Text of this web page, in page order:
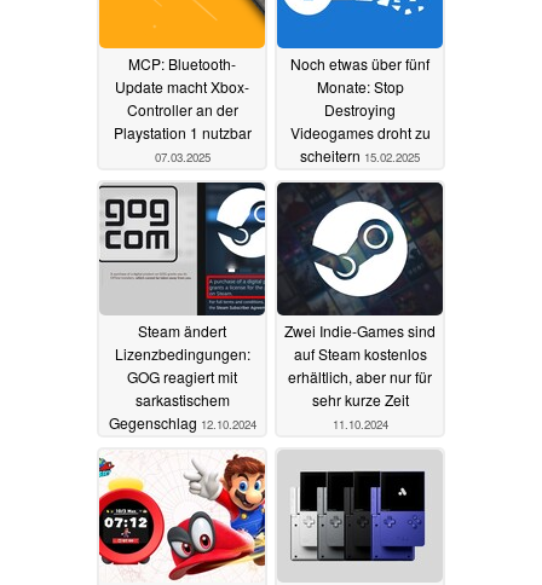
MCP: Bluetooth-
Update macht Xbox-
Controller an der
Playstation 1 nutzbar
07.03.2025
Noch etwas über fünf
Monate: Stop
Destroying
Videogames droht zu
scheitern 15.02.2025
Steam ändert
Lizenzbedingungen:
GOG reagiert mit
sarkastischem
Gegenschlag 12.10.2024
Zwei Indie-Games sind
auf Steam kostenlos
erhältlich, aber nur für
sehr kurze Zeit
11.10.2024